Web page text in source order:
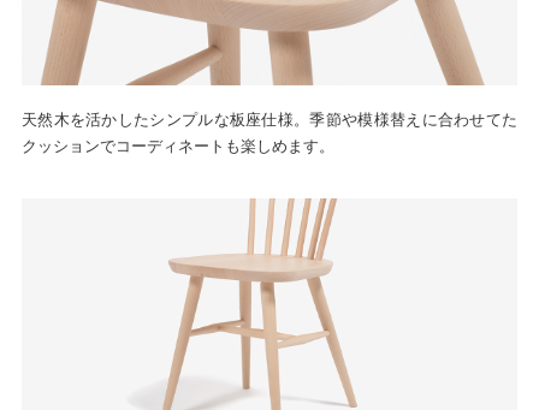
天然木を活かしたシンプルな板座仕様。季節や模様替えに合わせてた
クッションでコーディネートも楽しめます。